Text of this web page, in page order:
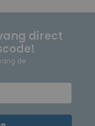
direct
de